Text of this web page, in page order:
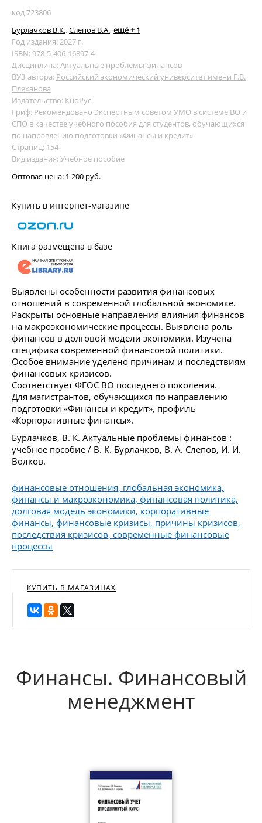
код 723806
Бурлачков В.К., Слепов В.А., ещё + 1
Год издания: 2027 г.
ISBN: 978-5-406-16897-4
Дисциплина:Актуальные проблемы финансов
ВУЗ автора: Российский экономический университет имени Г.В.
Плеханова
Издательство: КноРус
Гриф: Рекомендовано Экспертным советом УМО в системе ВО и
СПО в качестве учебного пособия для студентов, обучающихся
по направлению подготовки «Финансы и кредит»
Страниц: 154
Вид издания: Учебное пособие
Оптовая цена: 1 200 руб.
Купить в интернет-магазине
Книга размещена в базе
Выявлены особенности развития финансовых
отношений в современной глобальной экономике.
Раскрыты основные направления влияния финансов
на макроэкономические процессы. Выявлена роль
финансов в долговой модели экономики. Изучена
специфика современной финансовой политики.
Особое внимание уделено причинам и последствиям
финансовых кризисов.
Соответствует ФГОС ВО последнего поколения.
Для магистрантов, обучающихся по направлению
подготовки «Финансы и кредит», профиль
«Корпоративные финансы».
Бурлачков, В. К. Актуальные проблемы финансов :
учебное пособие / В. К. Бурлачков, В. А. Слепов, И. И.
Волков.
финансовые отношения, глобальная экономика,
финансы и макроэкономика, финансовая политика,
долговая модель экономики, корпоративные
финансы, финансовые кризисы, причины кризисов,
последствия кризисов, современные финансовые
процессы
КУПИТЬ В МАГАЗИНАХ
Финансы. Финансовый
менеджмент